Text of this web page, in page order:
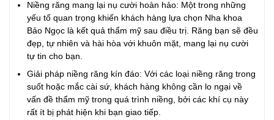
Niềng răng mang lại nụ cười hoàn hảo: Một trong những
yếu tố quan trọng khiến khách hàng lựa chọn Nha khoa
Bảo Ngọc là kết quả thẩm mỹ sau điều trị. Răng bạn sẽ đều
đẹp, tự nhiên và hài hòa với khuôn mặt, mang lại nụ cười
tự tin cho bạn.
Giải pháp niềng răng kín đáo: Với các loại niềng răng trong
suốt hoặc mắc cài sứ, khách hàng không cần lo ngại về
vấn đề thẩm mỹ trong quá trình niềng, bởi các khí cụ này
rất ít bị phát hiện khi bạn giao tiếp.